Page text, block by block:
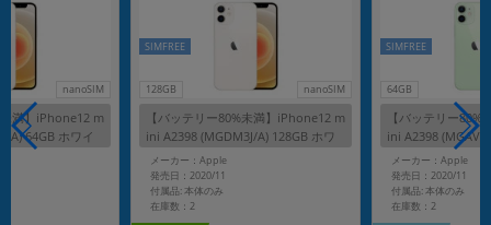
nanoSIM
満】iPhone12 m
A) 64GB ホワイ
ー】
128GB nanoSIM
SIMFREE
【バッテリー80%未満】iPhone12 m
ini A2398 (MGDM3J/A) 128GB ホワ
イト 【国内版SIMフリー】
メーカー：Apple
発売日：2020/11
付属品: 本体のみ
在庫数：2
64GB
SIMFREE
【バッテリー
ini A2398
ン 【国内版SIMフ
メーカー：Apple
発売日：2020/11
付属品: 本体のみ
在庫数：2